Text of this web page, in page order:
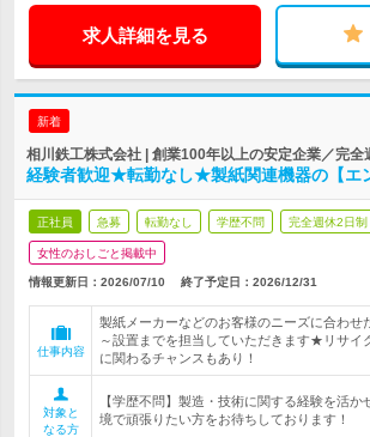
求人詳細を見る
新着
相川鉄工株式会社 | 創業100年以上の安定企業／完全
経験者歓迎★転勤なし★製紙関連機器の【エ
正社員 急募 転勤なし 学歴不問 完全週休2日制
女性のおしごと掲載中
情報更新日：2026/07/10 終了予定日： 2026/12/31
仕事内容
製紙メーカーなどのお客様のニーズに合わせ
～設置までを担当していただきます★リサイ
に関わるチャンスもあり！
対象と
なる方
【学歴不問】製造・技術に関する経験を活
境で頑張りたい方をお待ちしております！